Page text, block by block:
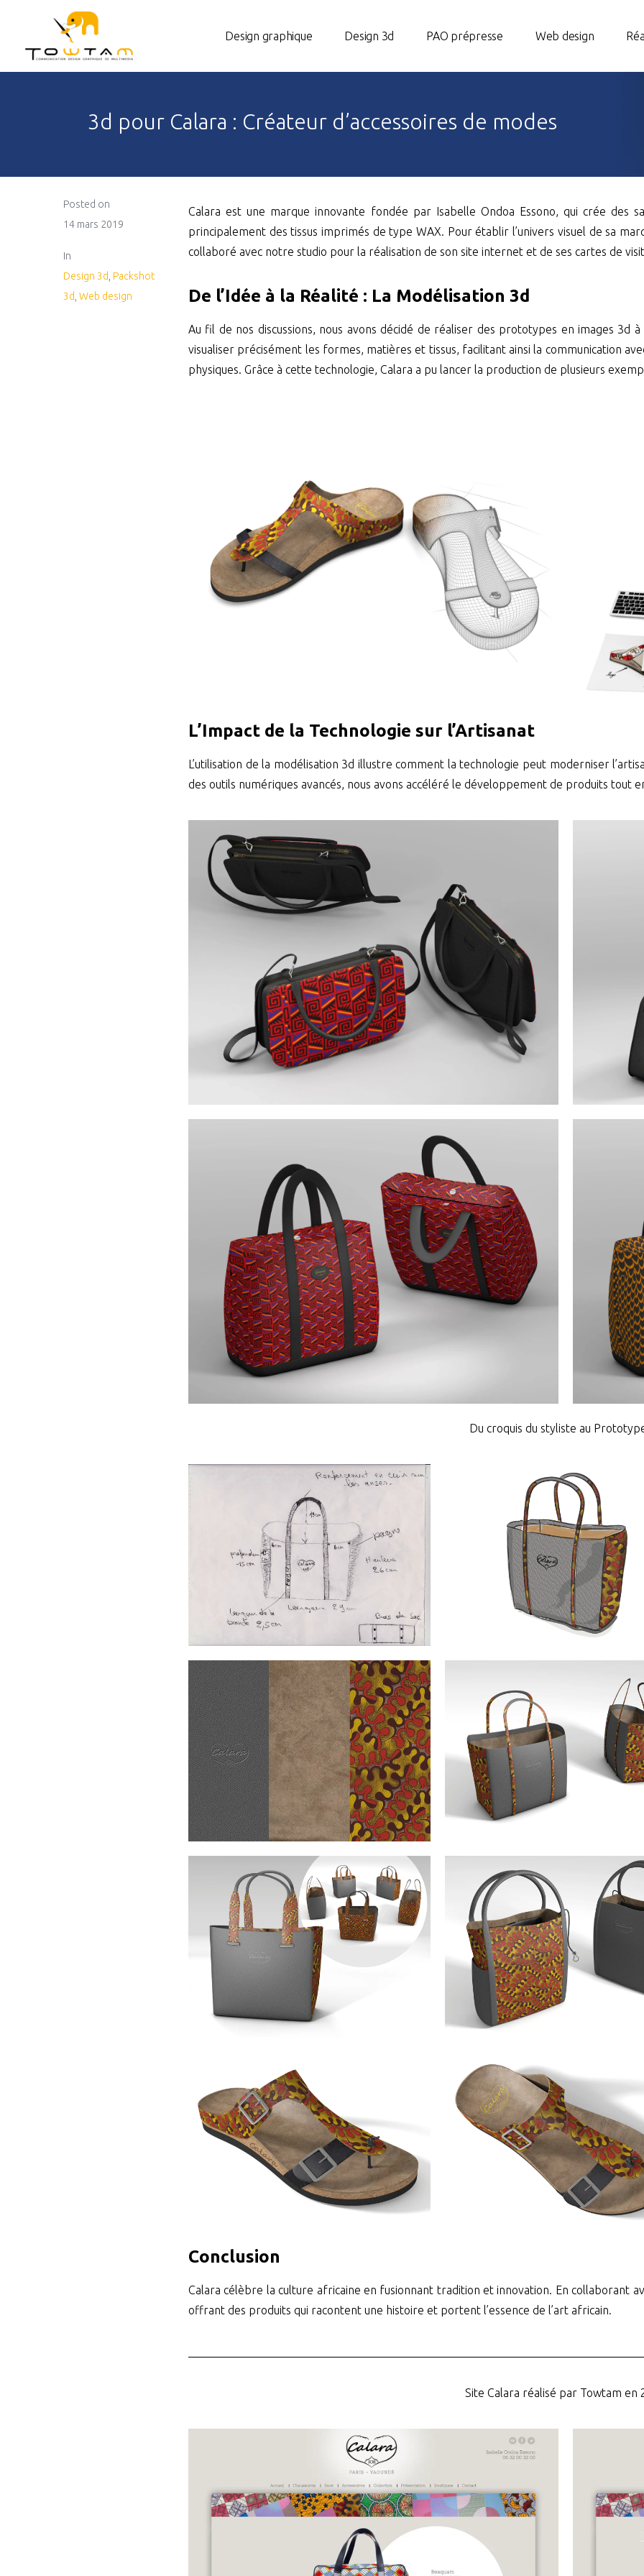
Design graphique Design 3d PAO prépresse Web design
3d pour Calara : Créateur d’accessoires de modes
Posted on
14 mars 2019
In
Design 3d Packshot
3d Web design
Calara est une marque innovante fondée par Isabelle Ondoa Essono, qui crée des
principalement des tissus imprimés de type WAX. Pour établir l’univers visuel de sa
collaboré avec notre studio pour la réalisation de son site internet et de ses cartes de
De l’Idée à la Réalité : La Modélisation 3d
Au fil de nos discussions, nous avons décidé de réaliser des prototypes en images 3d
visualiser précisément les formes, matières et tissus, facilitant ainsi la communication
physiques. Grâce à cette technologie, Calara a pu lancer la production de plusieurs
L’Impact de la Technologie sur l’Artisanat
L’utilisation de la modélisation 3d illustre comment la technologie peut moderniser
des outils numériques avancés, nous avons accéléré le développement de produits tout
Du croquis du styliste au
Conclusion
Calara célèbre la culture africaine en fusionnant tradition et innovation. En collaborant
offrant des produits qui racontent une histoire et portent l’essence de l’art africain.
Site Calara réalisé par Towtam en